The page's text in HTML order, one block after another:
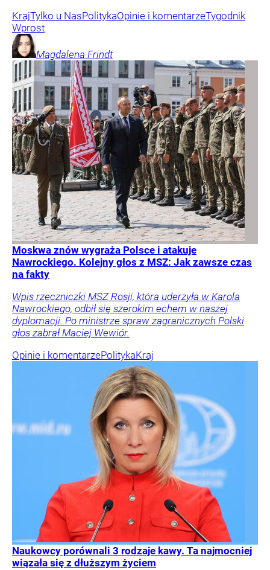
KrajTylko u NasPolitykaOpinie i komentarzeTygodnik
Wprost
Magdalena Frindt
Moskwa znów wygraża Polsce i atakuje
Nawrockiego. Kolejny głos z MSZ: Jak zawsze czas
na fakty
Wpis rzeczniczki MSZ Rosji, która uderzyła w Karola
Nawrockiego, odbił się szerokim echem w naszej
dyplomacji. Po ministrze spraw zagranicznych Polski
głos zabrał Maciej Wewiór.
Opinie i komentarzePolitykaKraj
Naukowcy porównali 3 rodzaje kawy. Ta najmocniej
wiązała się z dłuższym życiem